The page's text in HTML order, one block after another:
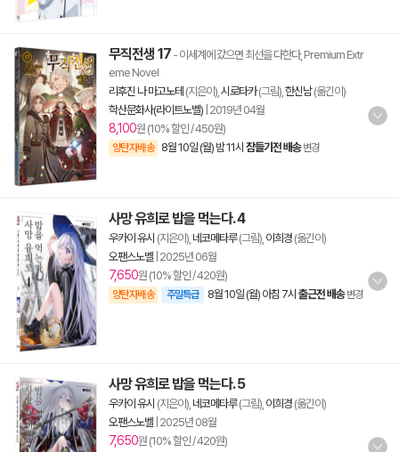
무직전생 17 - 이세계에 갔으면 최선을 다한다, Premium Extr
eme Novel
리후진 나 마고노테 (지은이), 시로타카(그림), 한신남(옮긴이)
학산문화사(라이트노벨) 2019년 04월
8,100원 (10% 할인 / 450원)
양탄자배송 8월 10일 (월) 밤 11시 잠들기전 배송 변경
사망 유희로 밥을 먹는다. 4
우카이 유시 (지은이), 네코메타루(그림), 이희경 (옮긴이)
오팬스노벨 2025년 06월
7,650원 (10% 할인 / 420원)
양탄자배송 주말특급 8월 10일 (월) 아침 7시 출근전 배송 변경
사망 유희로 밥을 먹는다. 5
우카이 유시 (지은이), 네코메타루(그림), 이희경 (옮긴이)
오팬스노벨 2025년 08월
7,650원 (10% 할인 / 420원)